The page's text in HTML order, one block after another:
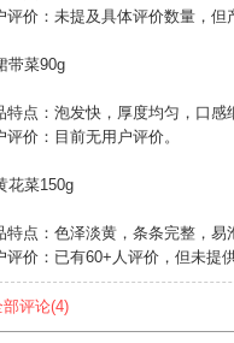
价：未提及具体评价数量，但
带菜90g
点：泡发快，厚度均匀，口感
价：目前无用户评价。
花菜150g
点：色泽淡黄，条条完整，易
价：已有60+人评价，但未提供
评论(4)